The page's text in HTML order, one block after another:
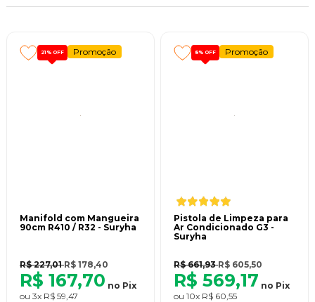
profissional dos técnicos refrigeristas.
21% OFF Promoção
Manifold com Mangueira
90cm R410 / R32 - Suryha
R$ 227,01R$ 178,40
R$ 167,70 no Pix
ou 3x R$ 59,47
8% OFF Promoção
Pistola de Limpeza para
Ar Condicionado G3 -
Suryha
R$ 661,93R$ 605,50
R$ 569,17 no Pix
ou 10x R$ 60,55